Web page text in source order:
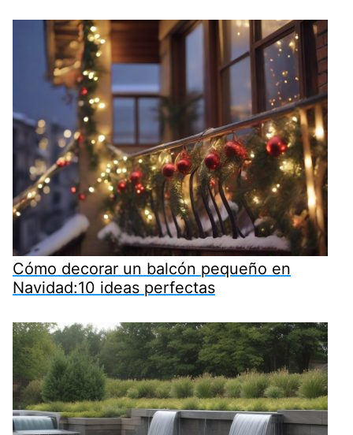
Cómo decorar un balcón pequeño en
Navidad:10 ideas perfectas